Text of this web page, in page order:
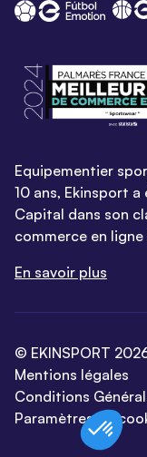
Equipementier
10 ans, Ekinsport
Capital dans son
commerce en
En savoir plus
© EKINSPORT
Mentions légales
Conditions
Paramètres de